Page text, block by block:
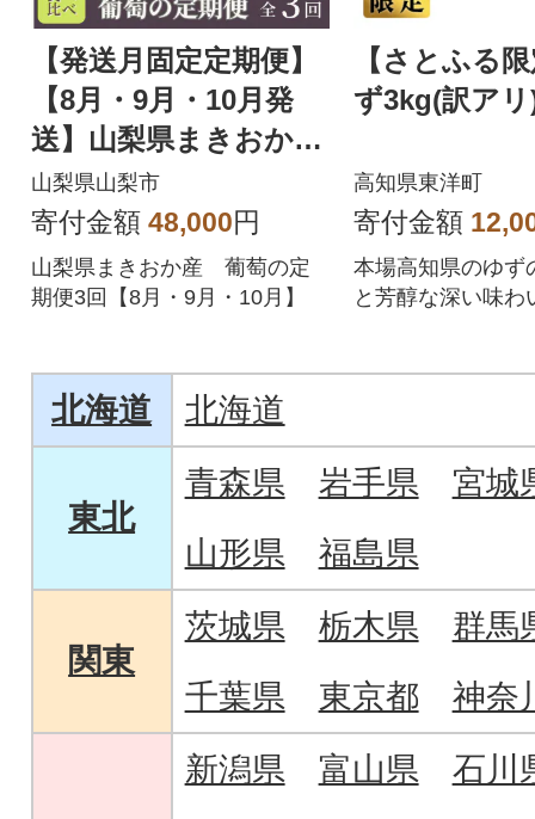
【発送月固定定期便】
【8月・9月・10月発
送】山梨県まきおか
産 葡萄の定期便全3
回
山梨県山梨市
寄付金額 48,000円
山梨県まきおか産 葡萄の定
期便3回【8月・9月・10月】
【さとふる
ず3kg(訳アリ
高知県東洋町
寄付金額
本場高知県のゆず
と芳醇な深い味わ
北海道 北海道
東北
青森県 岩手県
宮城
山形県
福島県
関東
茨城県 栃木県
群馬
千葉県
東京都 神奈
新潟県 富山県
石川